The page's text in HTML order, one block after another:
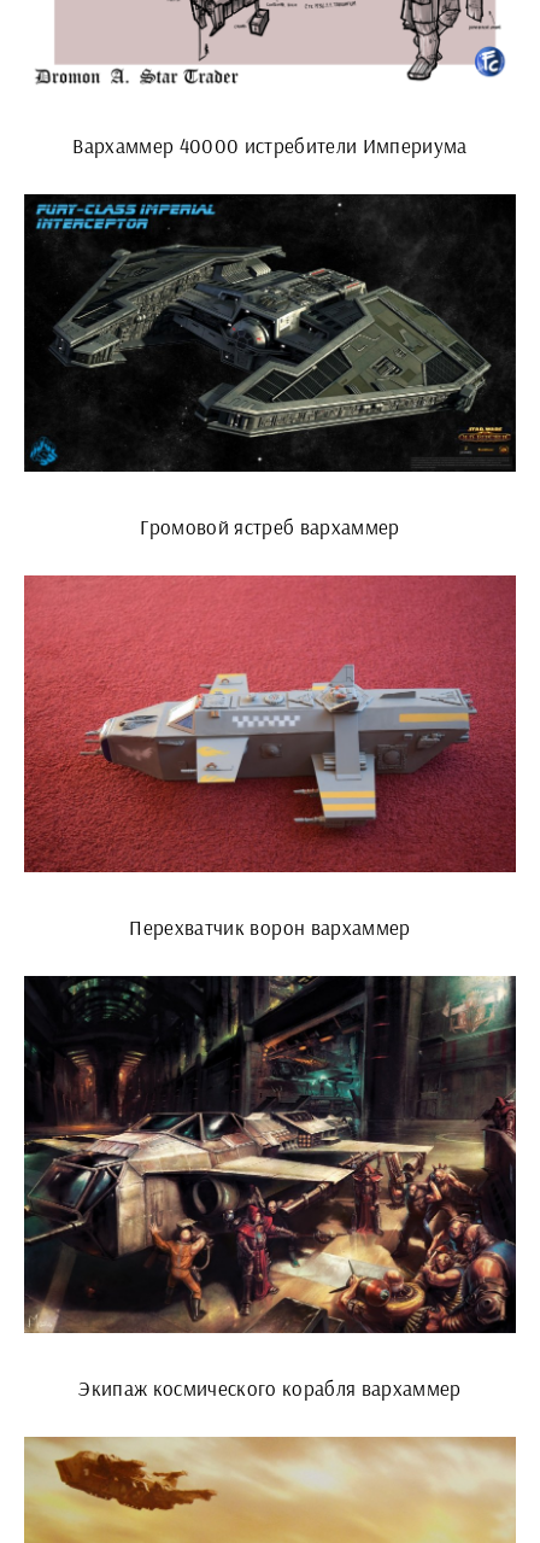
Вархаммер 40000 истребители Империума
Громовой ястреб вархаммер
Перехватчик ворон вархаммер
Экипаж космического корабля вархаммер